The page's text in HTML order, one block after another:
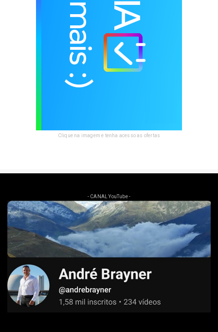
Clique na imagem e tenha acesso as ofertas
- CANAL YouTube -